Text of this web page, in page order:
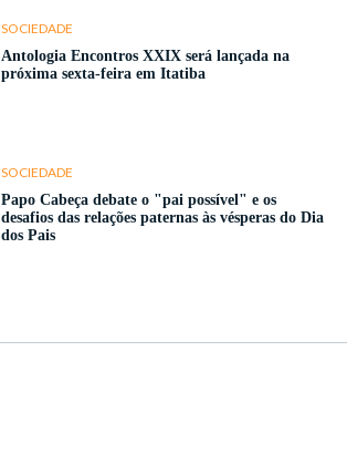
SOCIEDADE
Antologia Encontros XXIX será lançada na
próxima sexta-feira em Itatiba
SOCIEDADE
Papo Cabeça debate o "pai possível" e os
desafios das relações paternas às vésperas do Dia
dos Pais